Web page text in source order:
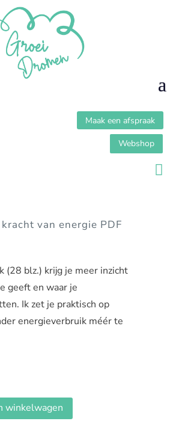
Maak een afspraak
Webshop

van energie PDF
(28 blz.) krijg je meer inzicht
geeft en waar je
Ik zet je praktisch op
energieverbruik méér te
winkelwagen